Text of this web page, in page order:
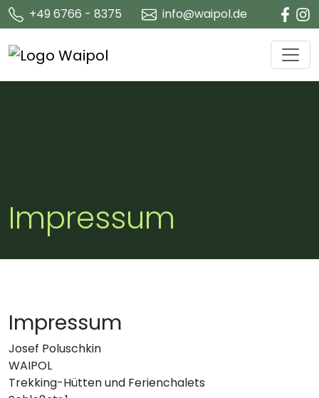
+49 6766 - 8375 info@waipol.de
Impressum
Impressum
Josef Poluschkin
WAIPOL
Trekking-Hütten und Ferienchalets